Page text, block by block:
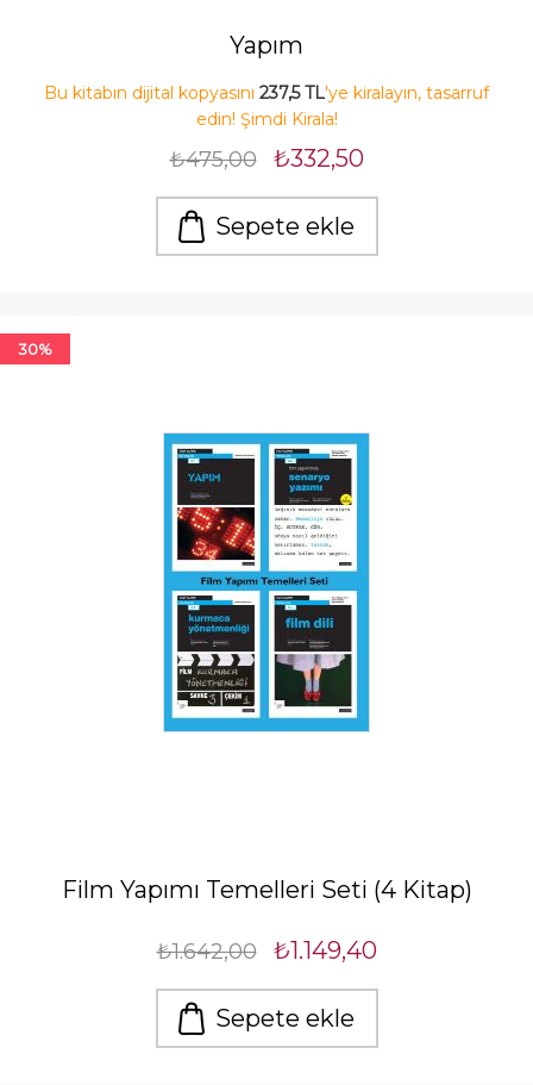
Yapım
Bu kitabın dijital kopyasını 237,5 TL'ye kiralayın, tasarruf
edin! Şimdi Kirala!
₺475,00 ₺332,50
Sepete ekle
30%
Film Yapımı Temelleri Seti (4 Kitap)
₺1.642,00 ₺1.149,40
Sepete ekle